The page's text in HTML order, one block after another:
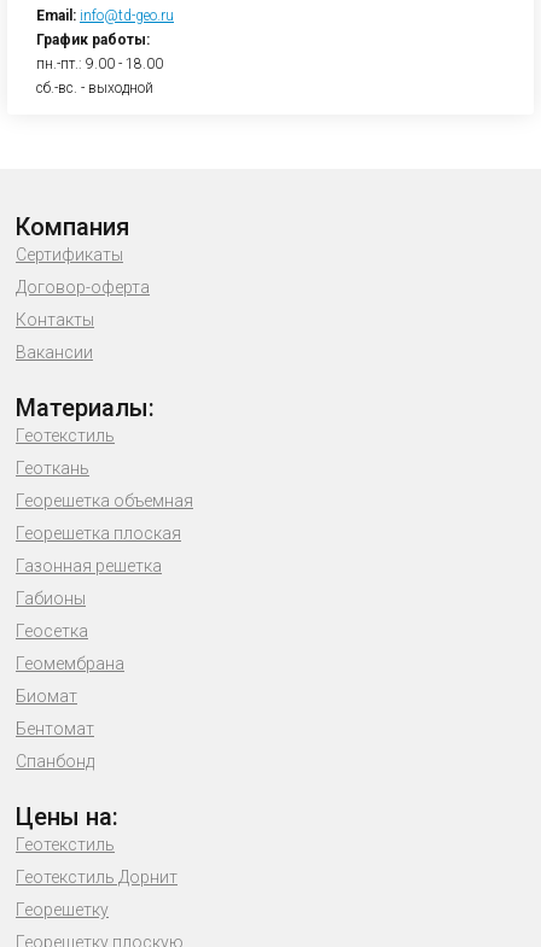
Email: info@td-geo.ru
График работы:
пн.-пт.: 9.00 - 18.00
сб.-вс. - выходной
Компания
Сертификаты
Договор-оферта
Контакты
Вакансии
Материалы:
Геотекстиль
Геоткань
Георешетка объемная
Георешетка плоская
Газонная решетка
Габионы
Геосетка
Геомембрана
Биомат
Бентомат
Спанбонд
Цены на:
Геотекстиль
Геотекстиль Дорнит
Георешетку
Георешетку плоскую